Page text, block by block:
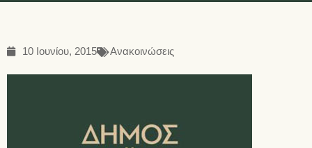
10 Ιουνίου, 2015 Ανακοινώσεις